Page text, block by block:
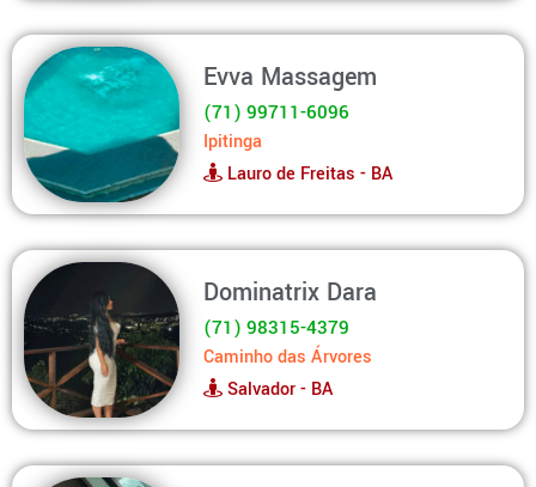
Evva Massagem
(71) 99711-6096
Ipitinga
Lauro de Freitas - BA
Dominatrix Dara
(71) 98315-4379
Caminho das Árvores
Salvador - BA